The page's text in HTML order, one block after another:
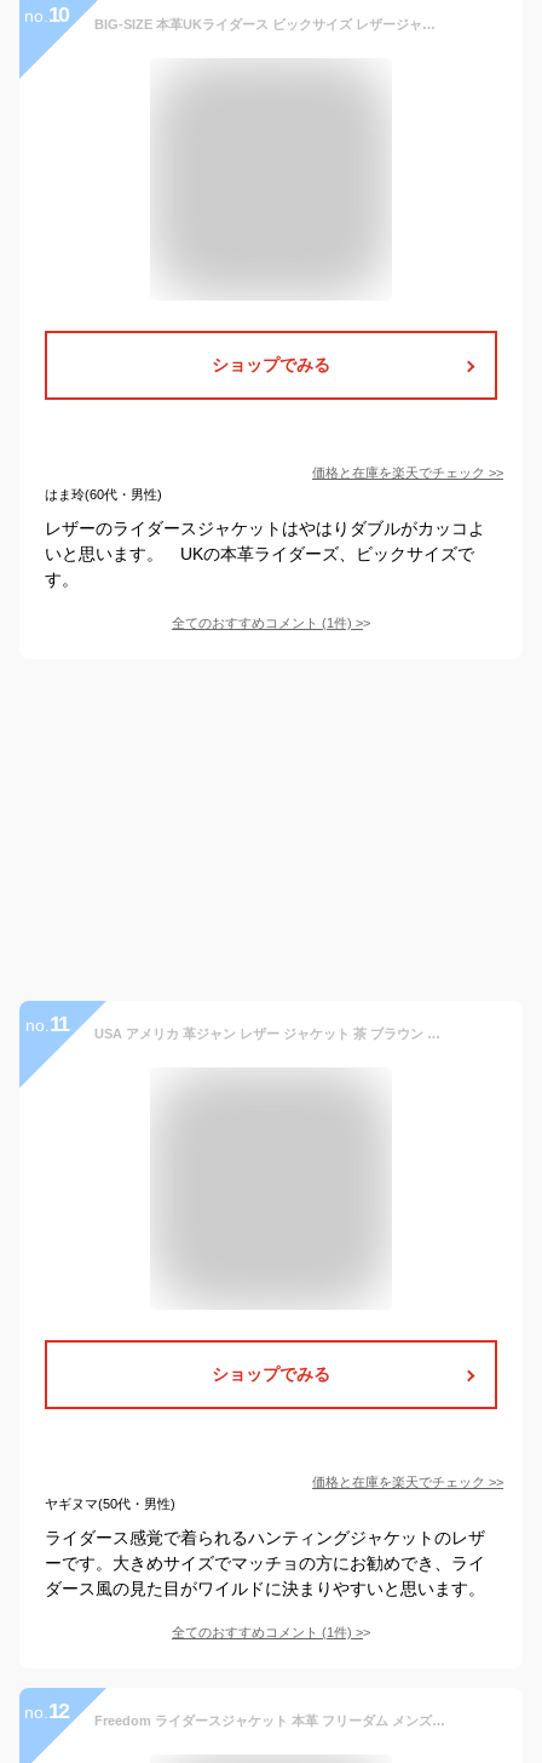
no. 10 BIG-SIZE 本革UKライダース ビックサイズ レザージャケット 黒 ブラック BLACK 大きなサイズ オーバーサイズ 当店 最大サイズ
ショップでみる
価格と在庫を楽天でチェック >>
はま玲(60代・男性)
レザーのライダースジャケットはやはりダブルがカッコよ
いと思います。 UKの本革ライダーズ、ビックサイズで
す。
全てのおすすめコメント (1件) >
no. 11 USA アメリカ 革ジャン レザー ジャケット 茶 ブラウン シングル A-2タイプ 鹿 刺繍 プリント ハンティング アウトドア 大きめ ゆるめ ビッグシルエット
ショップでみる
価格と在庫を楽天でチェック >>
ヤギヌマ(50代・男性)
ライダース感覚で着られるハンティングジャケットのレザ
ーです。大きめサイズでマッチョの方にお勧めでき、ライ
ダース風の見た目がワイルドに決まりやすいと思います。
全てのおすすめコメント (1件) >
no. 12 Freedom ライダースジャケット 本革 フリーダム メンズ バイク用品 カウレザー ダブルライダース 牛革 革ジャン 丈夫 長持ち 黒 革 皮 レザー 大きいサイズ XS S M L LL 3L 4L 5L 6Lブラック ギフト プレゼント 父の日 P-1118